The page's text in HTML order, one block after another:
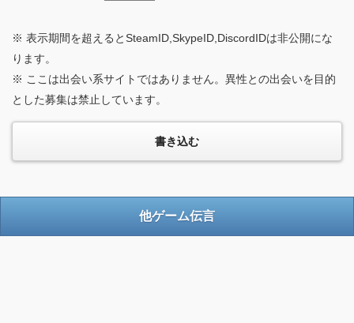
※ 表示期間を超えるとSteamID,SkypeID,DiscordIDは非公開にな
ります。
※ ここは出会い系サイトではありません。異性との出会いを目的
とした募集は禁止しています。
他ゲーム伝言